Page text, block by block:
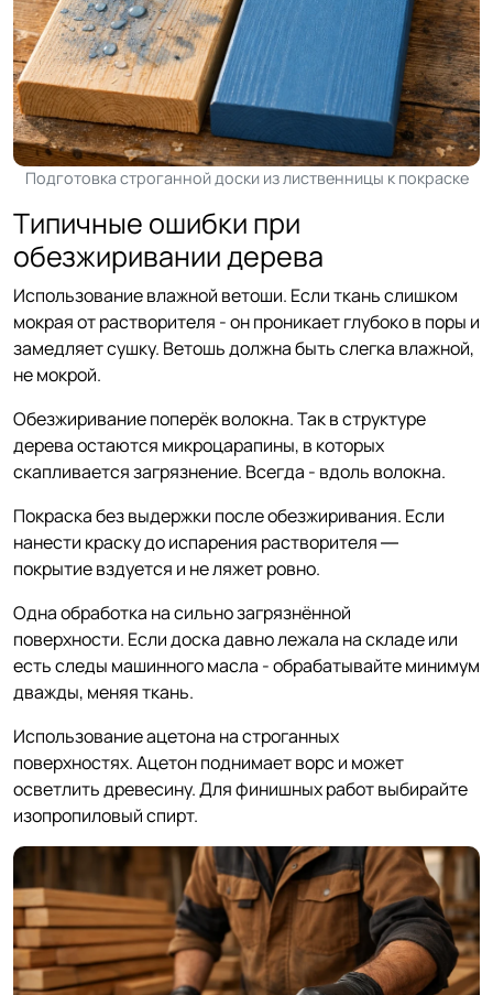
Подготовка строганной доски из лиственницы к покраске
Типичные ошибки при
обезжиривании дерева
Использование влажной ветоши. Если ткань слишком
мокрая от растворителя - он проникает глубоко в поры и
замедляет сушку. Ветошь должна быть слегка влажной,
не мокрой.
Обезжиривание поперёк волокна. Так в структуре
дерева остаются микроцарапины, в которых
скапливается загрязнение. Всегда - вдоль волокна.
Покраска без выдержки после обезжиривания. Если
нанести краску до испарения растворителя —
покрытие вздуется и не ляжет ровно.
Одна обработка на сильно загрязнённой
поверхности. Если доска давно лежала на складе или
есть следы машинного масла - обрабатывайте минимум
дважды, меняя ткань.
Использование ацетона на строганных
поверхностях. Ацетон поднимает ворс и может
осветлить древесину. Для финишных работ выбирайте
изопропиловый спирт.